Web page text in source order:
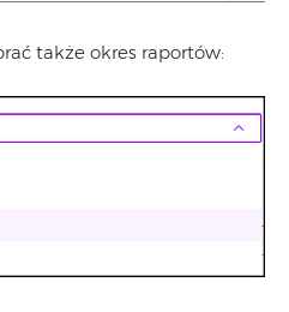
także okres raportów: